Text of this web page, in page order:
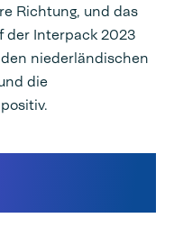
Richtung, und das
der Interpack 2023
niederländischen
die